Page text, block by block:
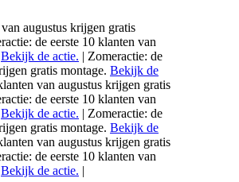
augustuskrijgen gratis
de eerste 10 klanten van
de actie. | Zomeractie: de
gratis montage.Bekijk de
vanaugustuskrijgen gratis
de eerste 10 klanten van
de actie. | Zomeractie: de
gratis montage.Bekijk de
vanaugustuskrijgen gratis
de eerste 10 klanten van
de actie. |